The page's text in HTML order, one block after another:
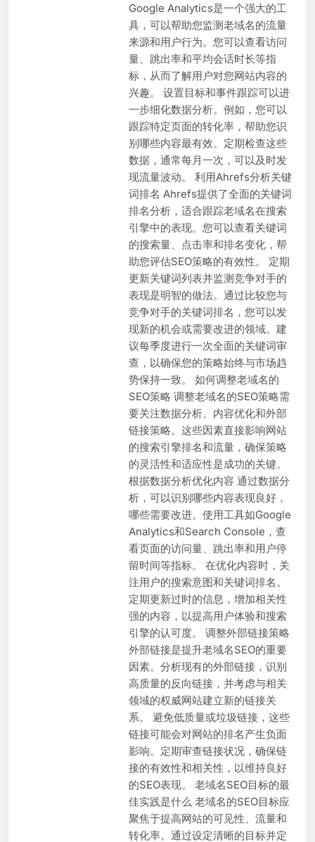
Google Analytics是一个强大的工
具，可以帮助您监测老域名的流量
来源和用户行为。您可以查看访问
量、跳出率和平均会话时长等指
标，从而了解用户对您网站内容的
兴趣。 设置目标和事件跟踪可以进
一步细化数据分析。例如，您可以
跟踪特定页面的转化率，帮助您识
别哪些内容最有效。定期检查这些
数据，通常每月一次，可以及时发
现流量波动。 利用Ahrefs分析关键
词排名 Ahrefs提供了全面的关键词
排名分析，适合跟踪老域名在搜索
引擎中的表现。您可以查看关键词
的搜索量、点击率和排名变化，帮
助您评估SEO策略的有效性。 定期
更新关键词列表并监测竞争对手的
表现是明智的做法。通过比较您与
竞争对手的关键词排名，您可以发
现新的机会或需要改进的领域。建
议每季度进行一次全面的关键词审
查，以确保您的策略始终与市场趋
势保持一致。 如何调整老域名的
SEO策略 调整老域名的SEO策略需
要关注数据分析、内容优化和外部
链接策略。这些因素直接影响网站
的搜索引擎排名和流量，确保策略
的灵活性和适应性是成功的关键。
根据数据分析优化内容 通过数据分
析，可以识别哪些内容表现良好，
哪些需要改进。使用工具如Google
Analytics和Search Console，查
看页面的访问量、跳出率和用户停
留时间等指标。 在优化内容时，关
注用户的搜索意图和关键词排名。
定期更新过时的信息，增加相关性
强的内容，以提高用户体验和搜索
引擎的认可度。 调整外部链接策略
外部链接是提升老域名SEO的重要
因素。分析现有的外部链接，识别
高质量的反向链接，并考虑与相关
领域的权威网站建立新的链接关
系。 避免低质量或垃圾链接，这些
链接可能会对网站的排名产生负面
影响。定期审查链接状况，确保链
接的有效性和相关性，以维持良好
的SEO表现。 老域名SEO目标的最
佳实践是什么 老域名的SEO目标应
聚焦于提高网站的可见性、流量和
转化率。通过设定清晰的目标并定